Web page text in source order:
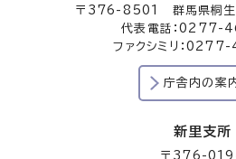
〒376-8501 群馬県桐生
代表電話：0277-
ファクシミリ：
庁舎内の案
新里支所
〒376-